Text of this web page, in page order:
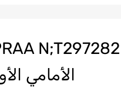
الأمامي